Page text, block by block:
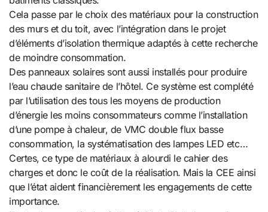
Cela passe par le choix des matériaux pour la construction
des murs et du toit, avec l’intégration dans le projet
d’éléments d’isolation thermique adaptés à cette recherche
de moindre consommation.
Des panneaux solaires sont aussi installés pour produire
l’eau chaude sanitaire de l’hôtel. Ce système est complété
par l’utilisation des tous les moyens de production
d’énergie les moins consommateurs comme l’installation
d’une pompe à chaleur, de VMC double flux basse
consommation, la systématisation des lampes LED etc…
Certes, ce type de matériaux à alourdi le cahier des
charges et donc le coût de la réalisation. Mais la CEE ainsi
que l’état aident financièrement les engagements de cette
importance.